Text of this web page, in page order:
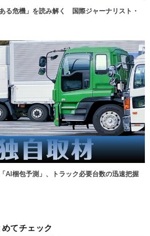
る危機」を読み解く 国際ジャーナリスト・
AI梱包予測」、トラック必要台数の迅速把握
めてチェック